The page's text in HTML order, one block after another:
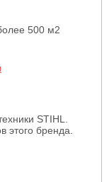
500 м2
STIHL.
этого бренда.